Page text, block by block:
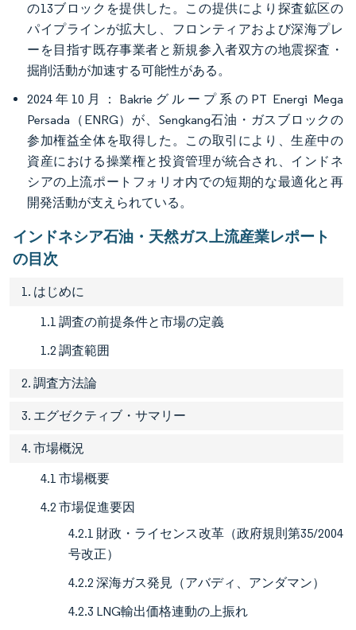
の13ブロックを提供した。この提供により探査鉱区の
パイプラインが拡大し、フロンティアおよび深海プレ
ーを目指す既存事業者と新規参入者双方の地震探査・
掘削活動が加速する可能性がある。
2024年10月：Bakrieグループ系のPT Energi Mega
Persada（ENRG）が、Sengkang石油・ガスブロックの
参加権益全体を取得した。この取引により、生産中の
資産における操業権と投資管理が統合され、インドネ
シアの上流ポートフォリオ内での短期的な最適化と再
開発活動が支えられている。
インドネシア石油・天然ガス上流産業レポート
の目次
1. はじめに
1.1 調査の前提条件と市場の定義
1.2 調査範囲
2. 調査方法論
3. エグゼクティブ・サマリー
4. 市場概況
4.1 市場概要
4.2 市場促進要因
4.2.1 財政・ライセンス改革（政府規則第35/2004
号改正）
4.2.2 深海ガス発見（アバディ、アンダマン）
4.2.3 LNG輸出価格連動の上振れ